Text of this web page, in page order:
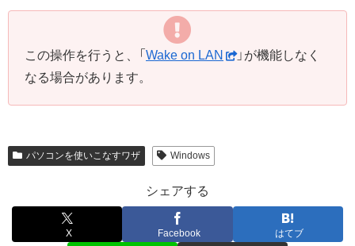
この操作を行うと、「 Wake on LAN
」が機能しなく
なる場合があります。
パソコンを使いこなすワザ Windows
シェアする
X Facebook はてブ